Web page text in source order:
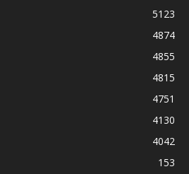
5123
4874
4855
4815
4751
4130
4042
153